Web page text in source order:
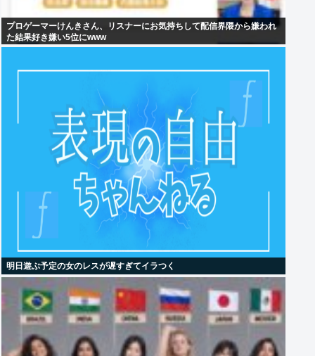
プロゲーマーけんきさん、リスナーにお気持ちして配信界隈から嫌われ
た結果好き嫌い5位にwww
明日遊ぶ予定の女のレスが遅すぎてイラつく